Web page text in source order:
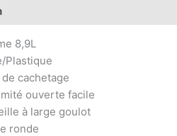
8,9L
Plastique
cachetage
ouverte facile
à large goulot
ronde